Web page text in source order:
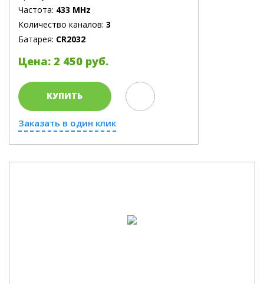
Частота: 433 MHz
Количество каналов: 3
Батарея: CR2032
Цена: 2 450 руб.
КУПИТЬ
Заказать в один клик